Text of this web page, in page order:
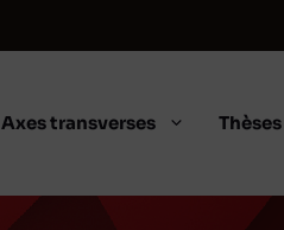
Axes transverses